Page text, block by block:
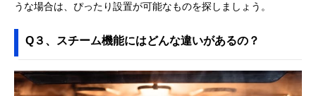
うな場合は、ぴったり設置が可能なものを探しましょう。
Q３、スチーム機能にはどんな違いがあるの？